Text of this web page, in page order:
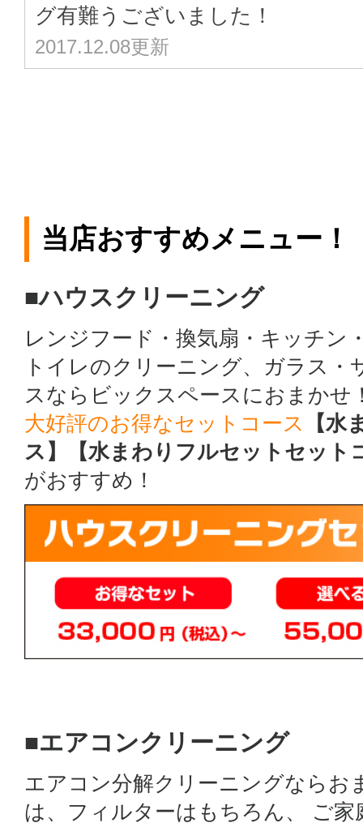
グ有難うございました！
2017.12.08更新
当店おすすめメニュー！
■ハウスクリーニング
レンジフード・換気扇・キッチン
トイレのクリーニング、ガラス
スならビックスペースにおまかせ
大好評のお得なセットコース
【
ス】【水まわりフルセットセット
がおすすめ！
■エアコンクリーニング
エアコン分解クリーニングならお
は、フィルターはもちろん、 ご